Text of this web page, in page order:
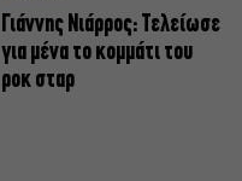
Γιάννης Νιάρρος: Τελείωσε
για μένα το κομμάτι του
ροκ σταρ